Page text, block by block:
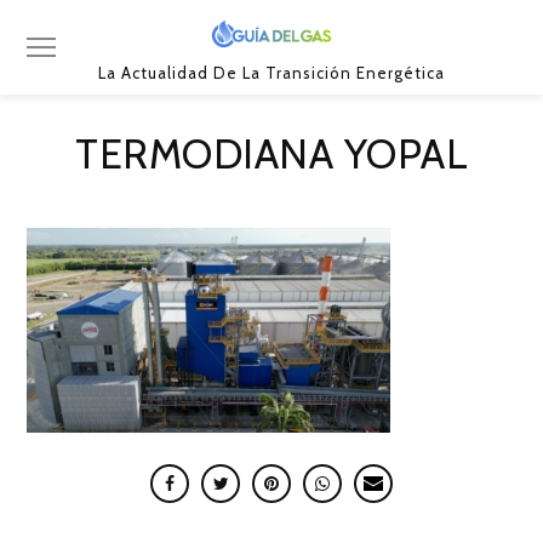
La Actualidad De La Transición Energética
TERMODIANA YOPAL